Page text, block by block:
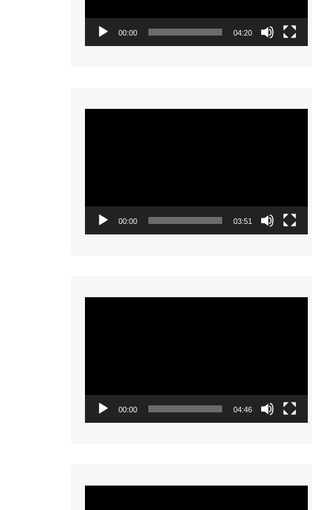
00:00 04:20
00:00 03:51
00:00 04:46